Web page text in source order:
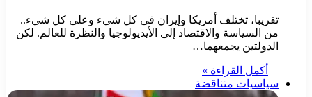
تقريبا، تختلف أمريكا وإيران فى كل شيء وعلى كل شيء..
من السياسة والاقتصاد إلى الأيديولوجيا والنظرة للعالم. لكن
الدولتين يجمعهما…
أكمل القراءة »
سياسيات متناقضة